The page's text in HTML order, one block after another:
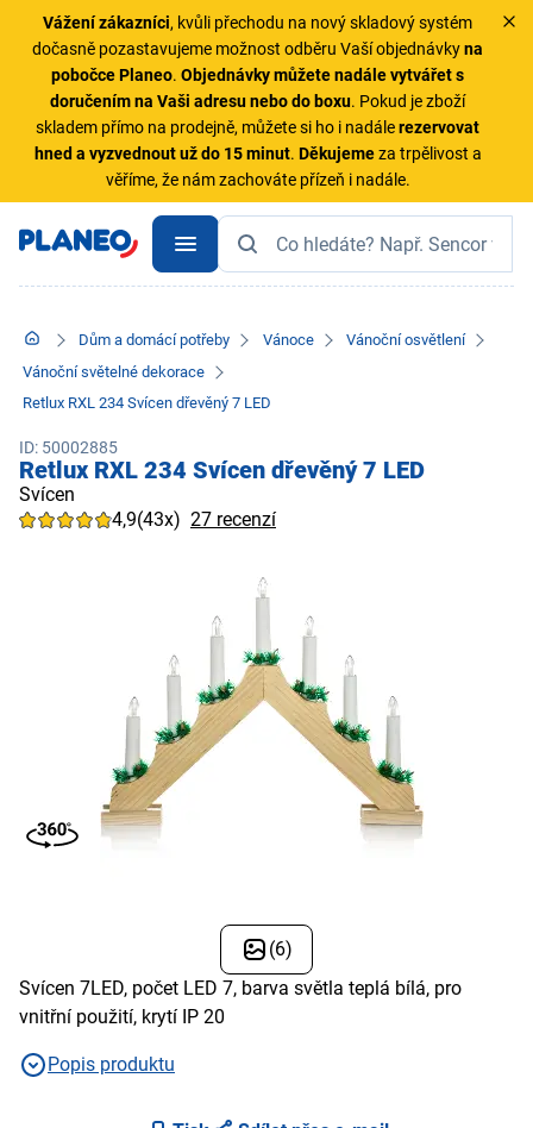
Vážení zákazníci, kvůli přechodu na nový skladový systém
dočasně pozastavujeme možnost odběru Vaší objednávkyna
pobočce Planeo.Objednávky můžete nadále vytvářet s
doručením na Vaši adresu nebo do boxu. Pokud je zboží
skladem přímo na prodejně, můžete si ho i nadálerezervovat
hned a vyzvednout už do 15 minut. Děkujemeza trpělivost a
věříme, že nám zachováte přízeň i nadále.
Dům a domácí potřeby Vánoce
Vánoční osvětlení
Vánoční světelné dekorace
Retlux RXL 234 Svícen dřevěný 7 LED
ID: 50002885
Retlux RXL 234 Svícen dřevěný 7 LED
Svícen
4,9(43x) 27 recenzí
(6)
Svícen 7LED, počet LED 7, barva světla teplá bílá, pro
vnitřní použití, krytí IP 20
Popis produktu